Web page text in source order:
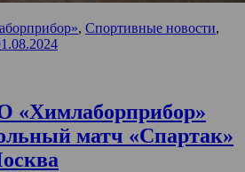
, Спортивные новости,
«Химлаборприбор»
матч «Спартак»